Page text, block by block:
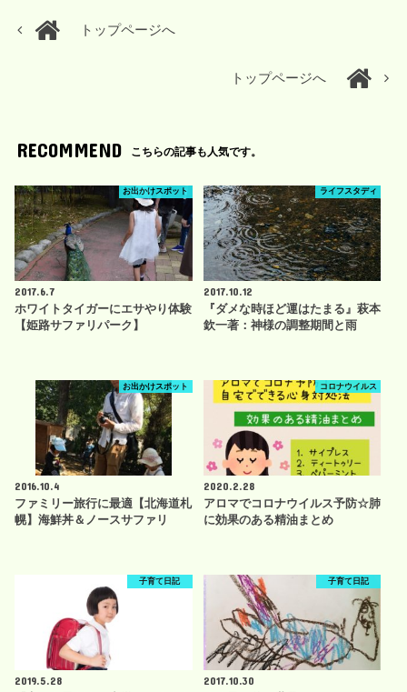
トップページへ
トップページへ
RECOMMEND こちらの記事も人気です。
お出かけスポット
2017.6.7
ホワイトタイガーにエサやり体験
【姫路サファリパーク】
ライフスタディ
2017.10.12
『ダメな時ほど運はたまる』萩本
欽一著：神様の調整期間と雨
お出かけスポット
2016.10.4
ファミリー旅行に最適【北海道札
幌】海鮮丼＆ノースサファリ
コロナウイルス
2020.2.28
アロマでコロナウイルス予防☆肺
に効果のある精油まとめ
子育て日記
2019.5.28
子育て日記
2017.10.30